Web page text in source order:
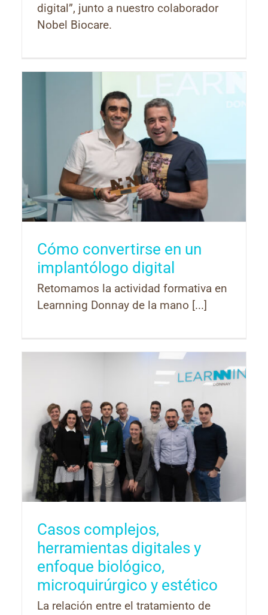
digital”, junto a nuestro colaborador
Nobel Biocare.
Cómo convertirse en un
implantólogo digital
Retomamos la actividad formativa en
Learnning Donnay de la mano [...]
Casos complejos,
herramientas digitales y
enfoque biológico,
microquirúrgico y estético
La relación entre el tratamiento de